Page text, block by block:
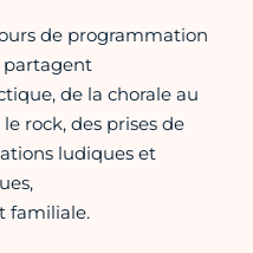
de programmation
partagent
de la chorale au
rock, des prises de
ludiques et
familiale.